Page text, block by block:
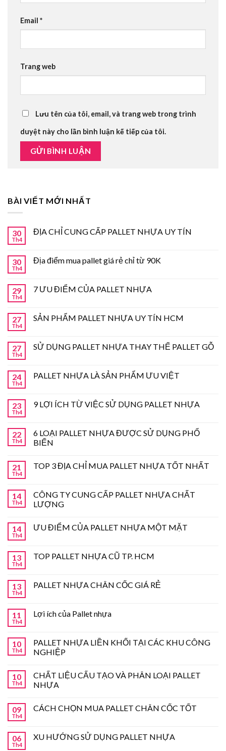
Email *
Trang web
Lưu tên của tôi, email, và trang web trong trình
duyệt này cho lần bình luận kế tiếp của tôi.
BÀI VIẾT MỚI NHẤT
30
Th4
ĐỊA CHỈ CUNG CẤP PALLET NHỰA UY TÍN
30
Th4
Địa điểm mua pallet giá rẻ chỉ từ 90K
29
Th4
7 ƯU ĐIỂM CỦA PALLET NHỰA
27
Th4
SẢN PHẨM PALLET NHỰA UY TÍN HCM
27
Th4
SỬ DỤNG PALLET NHỰA THAY THẾ PALLET GỖ
24
Th4
PALLET NHỰA LÀ SẢN PHẨM ƯU VIỆT
23
Th4
9 LỢI ÍCH TỪ VIỆC SỬ DỤNG PALLET NHỰA
22
Th4
6 LOẠI PALLET NHỰA ĐƯỢC SỬ DỤNG PHỔ
BIẾN
21
Th4
TOP 3 ĐỊA CHỈ MUA PALLET NHỰA TỐT NHẤT
14
Th4
CÔNG TY CUNG CẤP PALLET NHỰA CHẤT
LƯỢNG
14
Th4
ƯU ĐIỂM CỦA PALLET NHỰA MỘT MẶT
13
Th4
TOP PALLET NHỰA CŨ TP. HCM
13
Th4
PALLET NHỰA CHÂN CỐC GIÁ RẺ
11
Th4
Lợi ích của Pallet nhựa
10
Th4
PALLET NHỰA LIỀN KHỐI TẠI CÁC KHU CÔNG
NGHIỆP
10
Th4
CHẤT LIỆU CẤU TẠO VÀ PHÂN LOẠI PALLET
NHỰA
09
Th4
CÁCH CHỌN MUA PALLET CHÂN CỐC TỐT
06
Th4
XU HƯỚNG SỬ DỤNG PALLET NHỰA